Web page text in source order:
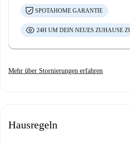
SPOTAHOME GARANTIE
24H UM DEIN NEUES ZUHAUSE
Mehr über Stornierungen erfahren
Hausregeln